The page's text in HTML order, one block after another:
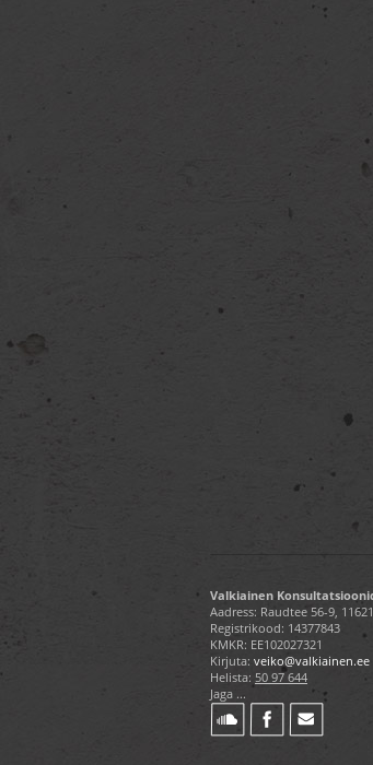
Valkiainen
Aadress: Raudtee 56-9,
Registrikood: 14377843
KMKR: EE102027321
Kirjuta: veiko@valkiainen.ee
Helista: 50 97 644
Jaga ...